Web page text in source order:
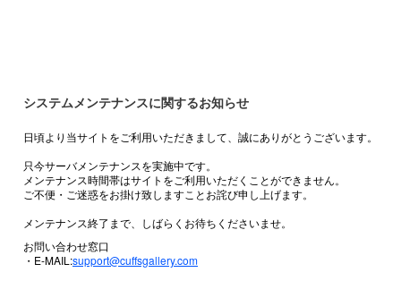
システムメンテナンスに関するお知らせ
日頃より当サイトをご利用いただきまして、誠にありがとうございます。
只今サーバメンテナンスを実施中です。
メンテナンス時間帯はサイトをご利用いただくことができません。
ご不便・ご迷惑をお掛け致しますことお詫び申し上げます。
メンテナンス終了まで、しばらくお待ちくださいませ。
お問い合わせ窓口
・E-MAIL:support@cuffsgallery.com